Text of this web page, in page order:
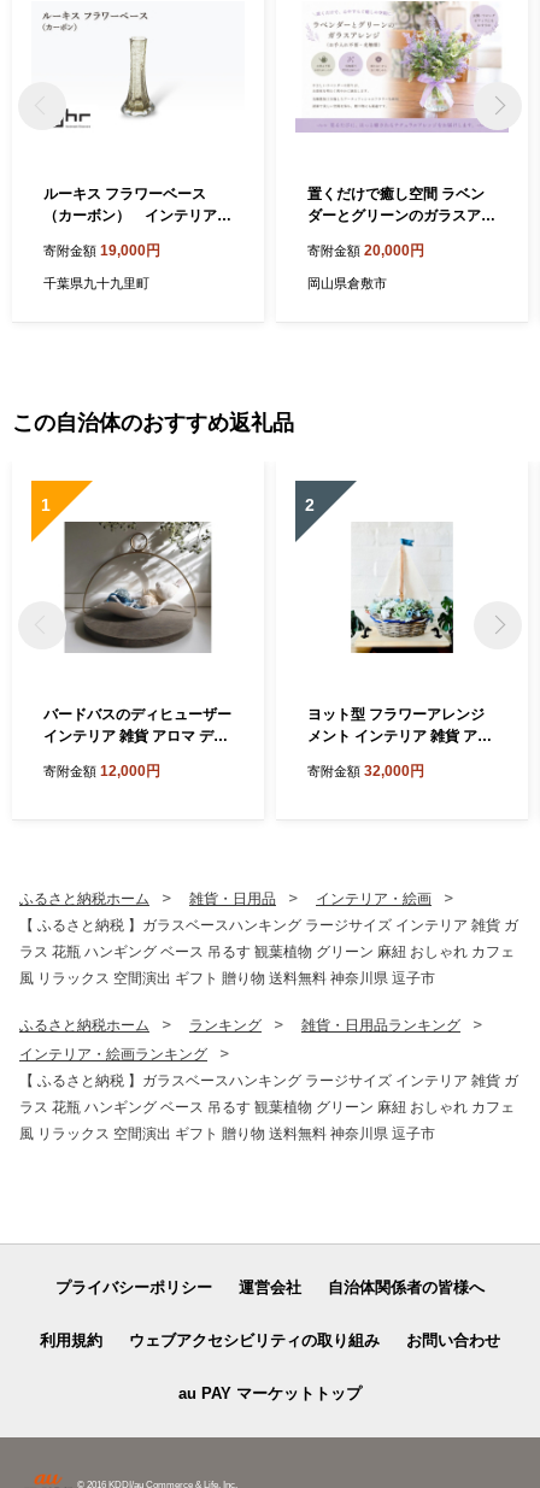
ルーキス フラワーベース
（カーボン） インテリア
子 ガラス 手作り ギフト プレ
ゼント 贈り物 九十九里町 千
寄附金額 19,000円
千葉県九十九里町
置くだけで癒し空間 ラベン
ダーとグリーンのガラスアレ
媒 ） インテリア リビング 玄
関 寝室 お花 花 ハンドメイド
寄附金額 20,000円
岡山県倉敷市
この自治体のおすすめ返礼品
1
バードバスのディヒューザー
インテリア 雑貨 アロマ ディ
グランス 小鳥 置物 オブジェ
寄附金額 12,000円
2
ヨット型 フラワーアレンジ
メント インテリア 雑貨 アー
花 海 夏 マリンスタイル 木製
寄附金額 32,000円
ふるさと納税ホーム 雑貨・日用品
インテリア・絵画
【 ふるさと納税 】ガラスベースハンキング ラージサイズ インテリア 雑貨 ガ
ラス 花瓶 ハンギング ベース 吊るす 観葉植物 グリーン 麻紐 おしゃれ カフェ
風 リラックス 空間演出 ギフト 贈り物 送料無料 神奈川県 逗子市
ふるさと納税ホーム ランキング
雑貨・日用品ランキング
インテリア・絵画ランキング
【 ふるさと納税 】ガラスベースハンキング ラージサイズ インテリア 雑貨 ガ
ラス 花瓶 ハンギング ベース 吊るす 観葉植物 グリーン 麻紐 おしゃれ カフェ
風 リラックス 空間演出 ギフト 贈り物 送料無料 神奈川県 逗子市
プライバシーポリシー 運営会社 自治体関係者の皆様へ
利用規約 ウェブアクセシビリティの取り組み お問い合わせ
au PAY マーケットトップ
© 2016 KDDI/au Commerce & Life, Inc.